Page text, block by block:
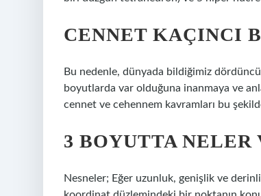
CENNET KAÇINCI
Bu nedenle, dünyada bildiğimiz
boyutlarda var olduğuna inanmaya ve
cennet ve cehennem kavramları bu
3 BOYUTTA NELER
Nesneler; Eğer uzunluk, genişlik ve